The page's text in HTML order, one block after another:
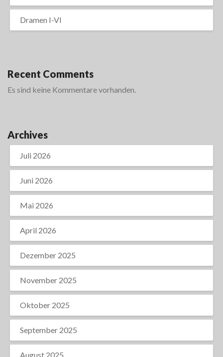
Dramen I-VI
Recent Comments
Es sind keine Kommentare vorhanden.
Archives
Juli 2026
Juni 2026
Mai 2026
April 2026
Dezember 2025
November 2025
Oktober 2025
September 2025
August 2025